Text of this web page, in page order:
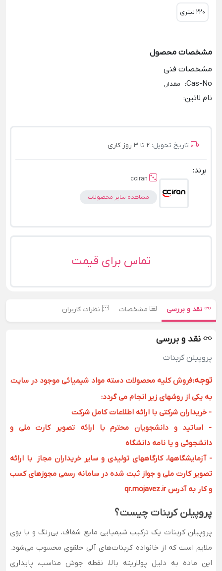
220 لیتری
مشخصات محصول
مشخصات فنی
Cas-No
: مقدار,
نام لاتین:
تاریخ تحویل: 2 تا 3 روز کاری
برند:
cciran
مشاهده سایر محصولات
تماس برای قیمت
نقد و بررسی مشخصات نظرات کاربران
نقد و بررسی
پروپیلن کربنات
توجه:فروش کلیه محصولات دسته مواد شیمیائی موجود در سایت
به یکی از روشهای زیر انجام می گردد:
- خریداران شرکتی با ارائه اطلاعات کامل شرکت
- اساتید و دانشجویان محترم با ارائه تصویر کارت ملی و
دانشجوئی و یا نامه دانشگاه
- آزمایشگاهها، کارگاههای تولیدی و سایر خریداران مجاز با ارائه
تصویر کارت ملی و جواز ثبت شده در سامانه رسمی مجوزهای کسب
و کار به آدرس qr.mojavez.ir
پروپیلن کربنات چیست؟
پروپیلن کربنات یک ترکیب شیمیایی مایع شفاف، بی‌رنگ و با بوی
ملایم است که از خانواده کربنات‌های آلی حلقوی محسوب می‌شود.
این ماده به دلیل پولاریته بالا، نقطه جوش مناسب، پایداری